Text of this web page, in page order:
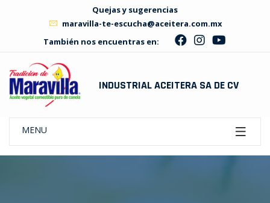
Quejas y sugerencias
maravilla-te-escucha@aceitera.com.mx
También nos encuentras en:
INDUSTRIAL ACEITERA SA DE CV
MENU